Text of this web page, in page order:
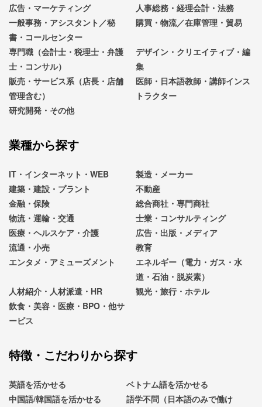
広告・マーケティング
人事総務・経理会計・法務
一般事務・アシスタント／秘
書・コールセンター
購買・物流／在庫管理・貿易
専門職（会計士・税理士・弁護
士・コンサル）
デザイン・クリエイティブ・編
集
販売・サービス系（店長・店舗
管理含む）
医師・日本語教師・講師インス
トラクター
研究開発・その他
業種から探す
IT・インターネット・WEB
製造・メーカー
建築・建設・プラント
不動産
金融・保険
総合商社・専門商社
物流・運輸・交通
士業・コンサルティング
医療・ヘルスケア・介護
広告・出版・メディア
流通・小売
教育
エンタメ・アミューズメント
エネルギー（電力・ガス・水
道・石油・脱炭素）
人材紹介・人材派遣・HR
観光・旅行・ホテル
飲食・美容・医療・BPO・他サ
ービス
特徴・こだわりから探す
英語を活かせる
ベトナム語を活かせる
中国語/韓国語を活かせる
語学不問（日本語のみで働け